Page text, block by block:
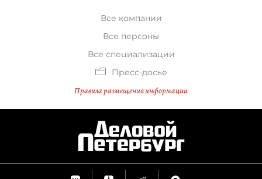
Все компании
Все персоны
Все специализации
Пресс-досье
Правила размещения информации